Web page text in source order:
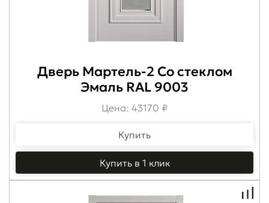
Дверь Мартель-2 Со стеклом
Эмаль RAL 9003
Цена: 43170 ₽
Купить
Купить в 1 клик